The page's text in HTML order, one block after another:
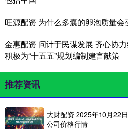
旺源配资 为什么多囊的卵泡质量
金惠配资 问计于民谋发展 齐心协
积极为“十五五”规划编制建言献策
推荐资讯
大财配资 2025年10月22
公司价格行情